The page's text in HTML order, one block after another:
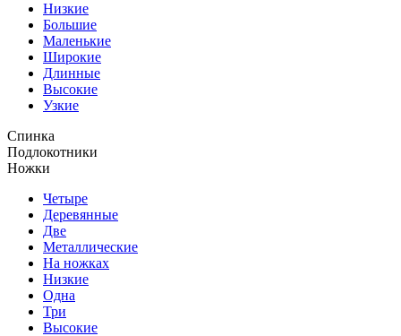
Низкие
Большие
Маленькие
Широкие
Длинные
Высокие
Узкие
Спинка
Подлокотники
Ножки
Четыре
Деревянные
Две
Металлические
На ножках
Низкие
Одна
Три
Высокие